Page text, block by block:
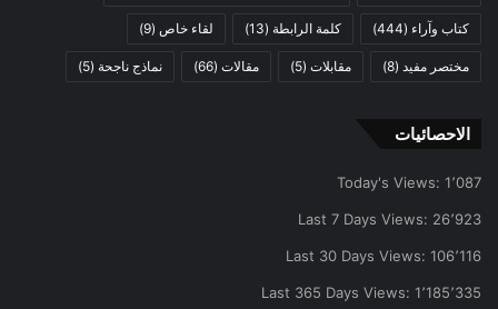
كتاب وآراء (444) كلمة الرابطة (13) لقاء خاص (9)
مختصر مفيد (8) مقابلات (5) مقالات (66) نماذج ناجحة (5)
الاحصائيات
Today's Views: 1٬087
Last 7 Days Views: 26٬923
Last 30 Days Views: 106٬116
Last 365 Days Views: 1٬185٬335